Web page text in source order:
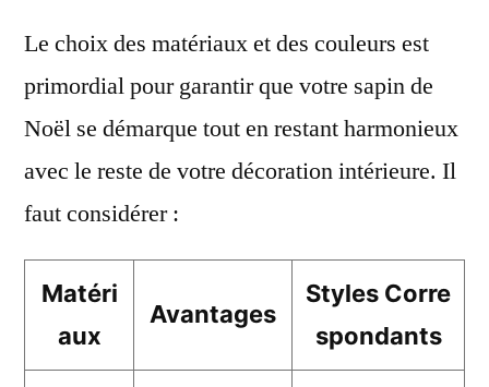
Le choix des matériaux et des couleurs est
primordial pour garantir que votre sapin de
Noël se démarque tout en restant harmonieux
avec le reste de votre décoration intérieure. Il
faut considérer :
Matéri
aux
Avantages
Styles Corre
spondants